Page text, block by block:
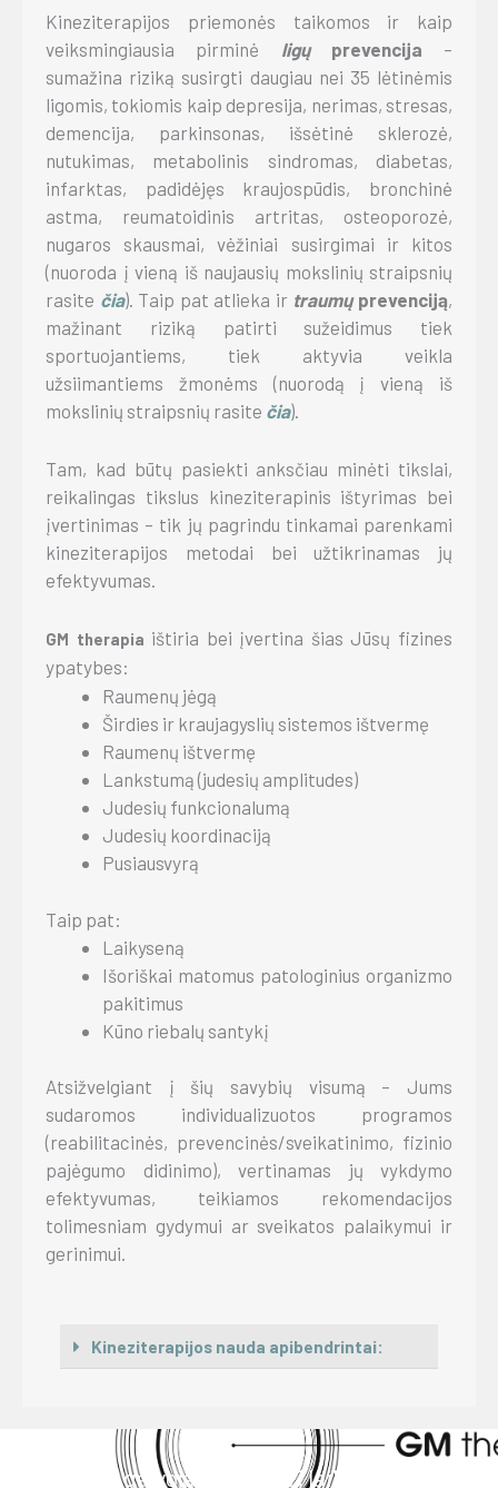
Kineziterapijos priemonės taikomos ir kaip
veiksmingiausia pirminė ligųprevencija –
sumažina riziką susirgti daugiau nei 35 lėtinėmis
ligomis, tokiomis kaip depresija, nerimas, stresas,
demencija, parkinsonas, išsėtinė sklerozė,
nutukimas, metabolinis sindromas, diabetas,
infarktas, padidėjęs kraujospūdis, bronchinė
astma, reumatoidinis artritas, osteoporozė,
nugaros skausmai, vėžiniai susirgimai ir kitos
(nuoroda į vieną iš naujausių mokslinių straipsnių
rasite čia). Taip pat atlieka ir traumųprevenciją,
mažinant riziką patirti sužeidimus tiek
sportuojantiems, tiek aktyvia veikla
užsiimantiems žmonėms (nuorodą į vieną iš
mokslinių straipsnių rasite čia).
Tam, kad būtų pasiekti anksčiau minėti tikslai,
reikalingas tikslus kineziterapinis ištyrimas bei
įvertinimas – tik jų pagrindu tinkamai parenkami
kineziterapijos metodai bei užtikrinamas jų
efektyvumas.
GM therapia ištiria bei įvertina šias Jūsų fizines
ypatybes:
Raumenų jėgą
Širdies ir kraujagyslių sistemos ištvermę
Raumenų ištvermę
Lankstumą (judesių amplitudes)
Judesių funkcionalumą
Judesių koordinaciją
Pusiausvyrą
Taip pat:
Laikyseną
Išoriškai matomus patologinius organizmo
pakitimus
Kūno riebalų santykį
Atsižvelgiant į šių savybių visumą – Jums
sudaromos individualizuotos programos
(reabilitacinės, prevencinės/sveikatinimo, fizinio
pajėgumo didinimo), vertinamas jų vykdymo
efektyvumas, teikiamos rekomendacijos
tolimesniam gydymui ar sveikatos palaikymui ir
gerinimui.
Kineziterapijos nauda apibendrintai:
"Tie, kas galvoja, jog neturi laiko kūno